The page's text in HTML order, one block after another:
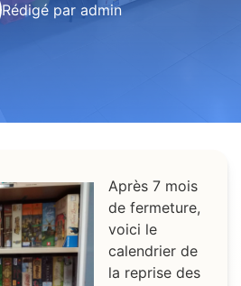
Rédigé par admin
Après 7 mois
de fermeture,
voici le
calendrier de
la reprise des